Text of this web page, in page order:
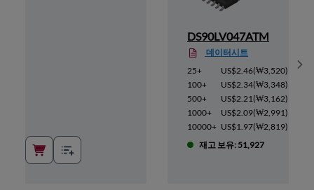
DS90LV047ATM
데이터시트
25+
US$2.46(₩3,520)
100+
US$2.34(₩3,348)
500+
US$2.21(₩3,162)
1000+
US$2.09(₩2,991)
10000+ US$1.97(₩2,819)
재고 보유: 51,927